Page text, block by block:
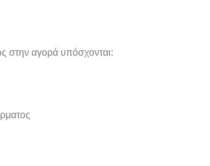
στην αγορά υπόσχονται: